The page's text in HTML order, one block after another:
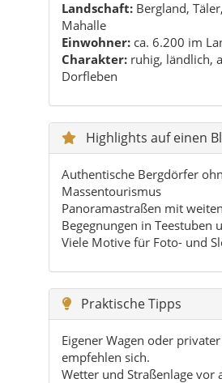
Highlights auf einen
Massentourismus
Panoramastraßen mit
Begegnungen in Teestuben
Viele Motive für Foto- und
Praktische Tipps
empfehlen sich.
Wetter und Straßenlage vor
Winter prüfen.
Genug Bargeld mitnehmen
werden nicht überall
Langsam reisen, Zeit für
Tee einplanen.